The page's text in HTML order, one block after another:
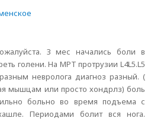
З мес начались боли в
голени. На МРТ протрузии L4L5.L5
невролога диагноз разный. (
мышцам или просто хондрлз) боль
больно во время подъема с
Периодами болит вся нога.